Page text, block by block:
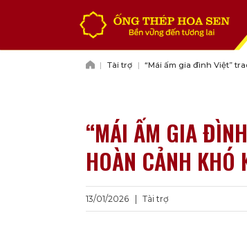
dung
| Tài trợ |
“Mái ấm gia đình Việt”
“MÁI ẤM GIA
HOÀN CẢNH KHÓ
13/01/2026 Tài trợ